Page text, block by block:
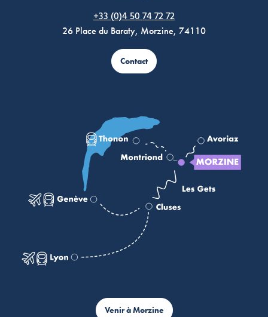
+33 (0)4 50 74 72 72
26 Place du Baraty, Morzine, 74110
Contact
Venir à Morzine